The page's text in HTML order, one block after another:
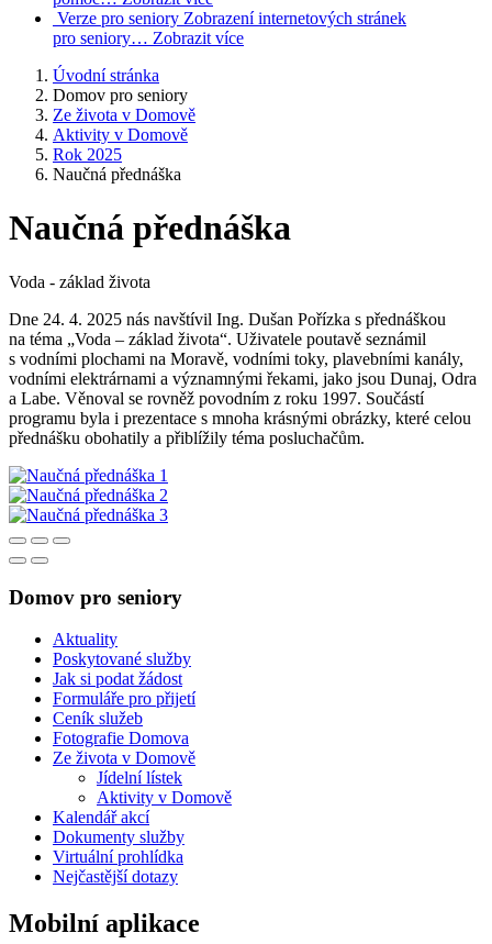
Verze pro seniory Zobrazení internetových stránek
pro seniory… Zobrazit více
Úvodní stránka
Domov pro seniory
Ze života v Domově
Aktivity v Domově
Rok 2025
Naučná přednáška
Naučná přednáška
Voda - základ života
Dne 24. 4. 2025 nás navštívil Ing. Dušan Pořízka s přednáškou
na téma „Voda – základ života“. Uživatele poutavě seznámil
s vodními plochami na Moravě, vodními toky, plavebními kanály,
vodními elektrárnami a významnými řekami, jako jsou Dunaj, Odra
a Labe. Věnoval se rovněž povodním z roku 1997. Součástí
programu byla i prezentace s mnoha krásnými obrázky, které celou
přednášku obohatily a přiblížily téma posluchačům.
Domov pro seniory
Aktuality
Poskytované služby
Jak si podat žádost
Formuláře pro přijetí
Ceník služeb
Fotografie Domova
Ze života v Domově
Jídelní lístek
Aktivity v Domově
Kalendář akcí
Dokumenty služby
Virtuální prohlídka
Nejčastější dotazy
Mobilní aplikace